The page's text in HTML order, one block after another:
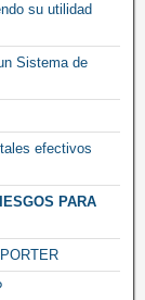
su utilidad
Sistema de
efectivos
PARA